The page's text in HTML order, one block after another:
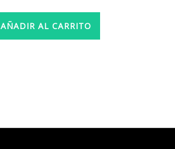
AÑADIR AL CARRITO